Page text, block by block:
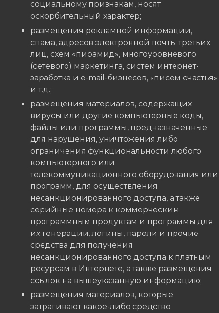
социальному признакам, носят
оскорбительный характер;
размещения рекламной информации,
спама, адресов электронной почты третьих
лиц, схем «пирамид», многоуровневого
(сетевого) маркетинга, систем интернет-
заработка и e-mail-бизнесов, «писем счастья»
и т.д.;
размещения материалов, содержащих
вирусы или другие компьютерные коды,
файлы или программы, предназначенные
для нарушения, уничтожения либо
ограничения функциональности любого
компьютерного или
телекоммуникационного оборудования или
программ, для осуществления
несанкционированного доступа, а также
серийные номера к коммерческим
программным продуктам и программы для
их генерации, логины, пароли и прочие
средства для получения
несанкционированного доступа к платным
ресурсам в Интернете, а также размещения
ссылок на вышеуказанную информацию;
размещения материалов, которые
затрагивают какое-либо средство